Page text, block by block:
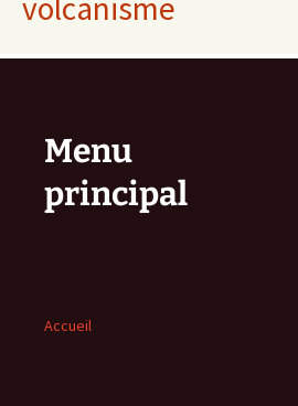
volcanisme
Menu
principal
Accueil